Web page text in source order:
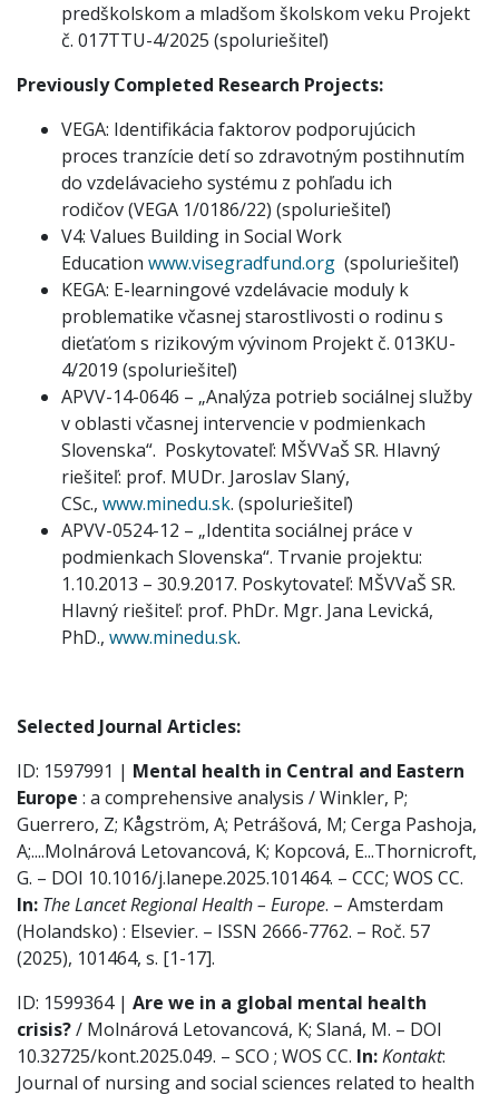
predškolskom a mladšom školskom veku Projekt
č. 017TTU-4/2025 (spoluriešiteľ)
Previously Completed Research Projects:
VEGA: Identifikácia faktorov podporujúcich
proces tranzície detí so zdravotným postihnutím
do vzdelávacieho systému z pohľadu ich
rodičov (VEGA 1/0186/22) (spoluriešiteľ)
V4: Values Building in Social Work
Education www.visegradfund.org (spoluriešiteľ)
KEGA: E-learningové vzdelávacie moduly k
problematike včasnej starostlivosti o rodinu s
dieťaťom s rizikovým vývinom Projekt č. 013KU-
4/2019 (spoluriešiteľ)
APVV-14-0646 – „Analýza potrieb sociálnej služby
v oblasti včasnej intervencie v podmienkach
Slovenska“. Poskytovateľ: MŠVVaŠ SR. Hlavný
riešiteľ: prof. MUDr. Jaroslav Slaný,
CSc., www.minedu.sk. (spoluriešiteľ)
APVV-0524-12 – „Identita sociálnej práce v
podmienkach Slovenska“. Trvanie projektu:
1.10.2013 – 30.9.2017. Poskytovateľ: MŠVVaŠ SR.
Hlavný riešiteľ: prof. PhDr. Mgr. Jana Levická,
PhD., www.minedu.sk.
Selected Journal Articles:
ID: 1597991 | Mental health in Central and Eastern
Europe : a comprehensive analysis / Winkler, P;
Guerrero, Z; Kågström, A; Petrášová, M; Cerga Pashoja,
A;....Molnárová Letovancová, K; Kopcová, E...Thornicroft,
G. – DOI 10.1016/j.lanepe.2025.101464. – CCC; WOS CC.
In: The Lancet Regional Health – Europe. – Amsterdam
(Holandsko) : Elsevier. – ISSN 2666-7762. – Roč. 57
(2025), 101464, s. [1-17].
ID: 1599364 | Are we in a global mental health
crisis?/ Molnárová Letovancová, K; Slaná, M. – DOI
10.32725/kont.2025.049. – SCO ; WOS CC. In:Kontakt:
Journal of nursing and social sciences related to health